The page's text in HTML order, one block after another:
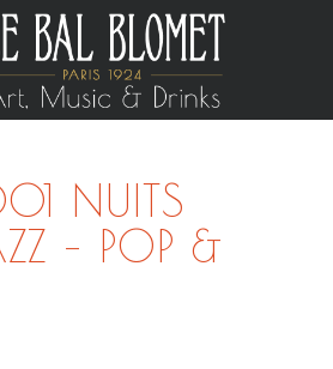
NUITS
– POP &